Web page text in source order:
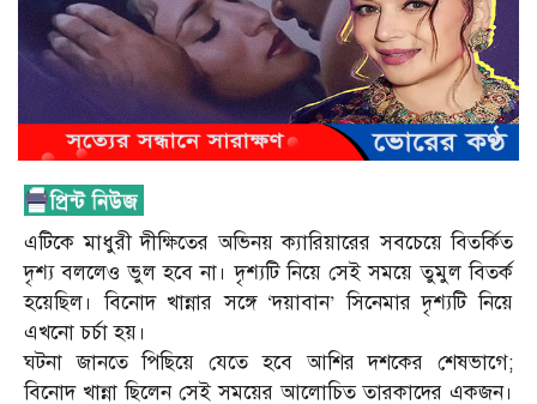
এটিকে মাধুরী দীক্ষিতের অভিনয় ক্যারিয়ারের সবচেয়ে বিতর্কিত
দৃশ্য বললেও ভুল হবে না। দৃশ্যটি নিয়ে সেই সময়ে তুমুল বিতর্ক
হয়েছিল। বিনোদ খান্নার সঙ্গে ‘দয়াবান’ সিনেমার দৃশ্যটি নিয়ে
এখনো চর্চা হয়।
ঘটনা জানতে পিছিয়ে যেতে হবে আশির দশকের শেষভাগে;
বিনোদ খান্না ছিলেন সেই সময়ের আলোচিত তারকাদের একজন।